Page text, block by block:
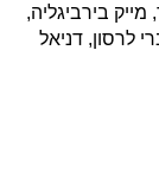
, מייק בירביגליה,
לרסון, דניאל